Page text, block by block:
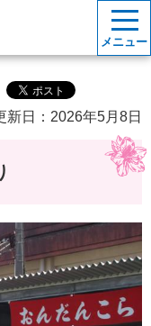
メニュー
新日：2026年5月8日